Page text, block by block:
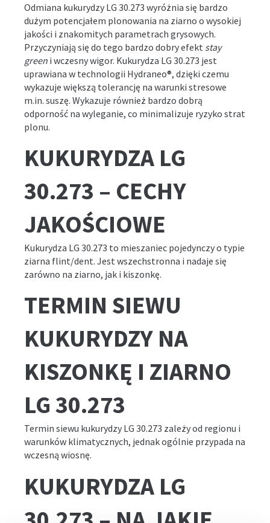
Odmiana kukurydzy LG 30.273 wyróżnia się bardzo
dużym potencjałem plonowania na ziarno o wysokiej
jakości i znakomitych parametrach grysowych.
Przyczyniają się do tego bardzo dobry efekt stay
green i wczesny wigor. Kukurydza LG 30.273 jest
uprawiana w technologii Hydraneo®, dzięki czemu
wykazuje większą tolerancję na warunki stresowe
m.in. suszę. Wykazuje również bardzo dobrą
odporność na wyleganie, co minimalizuje ryzyko strat
plonu.
KUKURYDZA LG
30.273 – CECHY
JAKOŚCIOWE
Kukurydza LG 30.273 to mieszaniec pojedynczy o typie
ziarna flint/dent. Jest wszechstronna i nadaje się
zarówno na ziarno, jak i kiszonkę.
TERMIN SIEWU
KUKURYDZY NA
KISZONKĘ I ZIARNO
LG 30.273
Termin siewu kukurydzy LG 30.273 zależy od regionu i
warunków klimatycznych, jednak ogólnie przypada na
wczesną wiosnę.
KUKURYDZA LG